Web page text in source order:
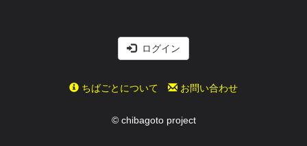
ログイン
ちばごとについて お問い合わせ
© chibagoto project